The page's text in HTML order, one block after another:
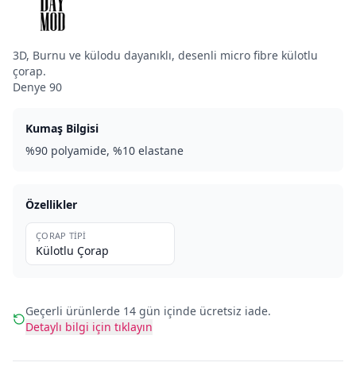
3D, Burnu ve külodu dayanıklı, desenli micro fibre külotlu
çorap.
Denye 90
Kumaş Bilgisi
%90 polyamide, %10 elastane
Özellikler
ÇORAP TIPI
Külotlu Çorap
Geçerli ürünlerde 14 gün içinde ücretsiz iade.
Detaylı bilgi için tıklayın